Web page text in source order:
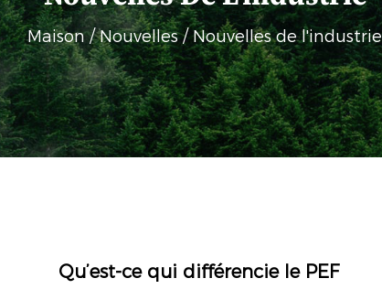
Maison/Nouvelles/Nouvelles de l'industrie
Qu’est-ce qui différencie le PEF